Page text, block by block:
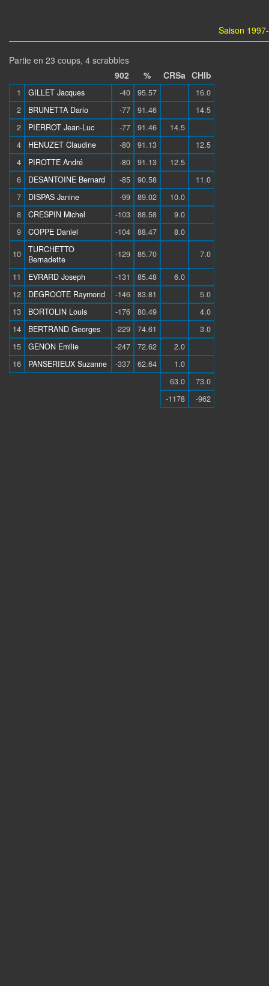
Saison
Partie en 23 coups, 4 scrabbles
902
% CRSa CHIb
1 GILLET Jacques -40 95.57
16.0
2
BRUNETTA Dario -77 91.46
14.5
2
PIERROT Jean-Luc -77 91.46
14.5
4
HENUZET Claudine -80 91.13
12.5
4
PIROTTE André -80 91.13
12.5
6
DESANTOINE Bernard -85 90.58
11.0
7
DISPAS Janine -99 89.02
10.0
8
CRESPIN Michel -103 88.58
9.0
9
COPPE Daniel -104 88.47 8.0
10
TURCHETTO
Bernadette
-129 85.70 7.0
11 EVRARD Joseph -131 85.48
6.0
12
DEGROOTE Raymond -146 83.81
5.0
13
BORTOLIN Louis -176 80.49
4.0
14
BERTRAND Georges -229 74.61
3.0
15
GENON Emilie -247 72.62
2.0
16
PANSERIEUX Suzanne -337 62.64
1.0
63.0
73.0
-1178
-962